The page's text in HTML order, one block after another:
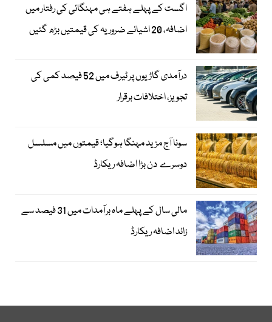
اگست کے پہلے ہفتے ہی مہنگائی کی رفتار میں
اضافہ، 20 اشیائے ضروریہ کی قیمتیں بڑھ گئیں
درآمدی گاڑیوں پر ٹیرف میں 52 فیصد کمی کی
تجویز، اختلافات برقرار
سونا آج مزید مہنگا ہوگیا؛ قیمتوں میں مسلسل
دوسرے دن بڑا اضافہ ریکارڈ
مالی سال کے پہلے ماہ برآمدات میں 31 فیصد سے
زائد اضافہ ریکارڈ